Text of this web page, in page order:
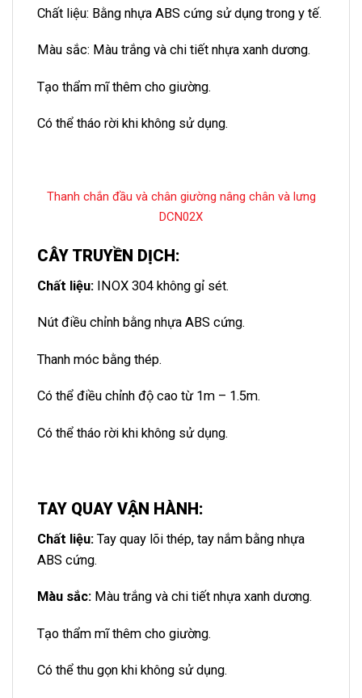
Chất liệu: Bằng nhựa ABS cứng sử dụng trong y tế.
Màu sắc: Màu trắng và chi tiết nhựa xanh dương.
Tạo thẩm mĩ thêm cho giường.
Có thể tháo rời khi không sử dụng.
Thanh chắn đầu và chân giường nâng chân và lưng
DCN02X
CÂY TRUYỀN DỊCH :
Chất liệu: INOX 304 không gỉ sét.
Nút điều chỉnh bằng nhựa ABS cứng.
Thanh móc bằng thép.
Có thể điều chỉnh độ cao từ 1m – 1.5m.
Có thể tháo rời khi không sử dụng.
TAY QUAY VẬN HÀNH :
Chất liệu:Tay quay lõi thép, tay nắm bằng nhựa
ABS cứng.
Màu sắc: Màu trắng và chi tiết nhựa xanh dương.
Tạo thẩm mĩ thêm cho giường.
Có thể thu gọn khi không sử dụng.